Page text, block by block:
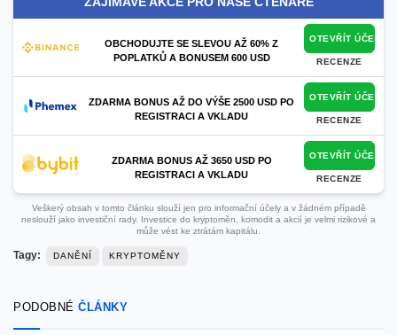
OBCHODUJTE SE SLEVOU AŽ 60% Z
POPLATKŮ A BONUSEM 600 USD
OTEVŘÍT ÚČET
RECENZE
ZDARMA BONUS AŽ DO VÝŠE 2500 USD PO
REGISTRACI A VKLADU
OTEVŘÍT ÚČET
RECENZE
ZDARMA BONUS AŽ 3650 USD PO
REGISTRACI A VKLADU
OTEVŘÍT ÚČET
RECENZE
Veškerý obsah v tomto článku slouží jen pro informační účely a v žádném případě
neslouží jako investiční rady. Investice do kryptoměn, komodit a akcií je velmi rizikové a
může vést ke ztrátám kapitálu.
Tagy: DANĚNÍ KRYPTOMĚNY
PODOBNÉ ČLÁNKY